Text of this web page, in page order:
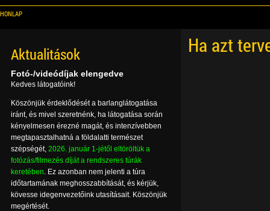
HONLAP
Ha azt
Aktualitások
Fotó-/videódíjak elengedve
Kedves látogatóink!
Köszönjük érdeklődését a barlanglátogatása
iránt, és mivel szeretnénk, ha látogatása során
kényelmesen érezné magát, és intenzívebben
megtapasztalhatná a földalatti természet
szépségét, 2026. január 1-jétől eltöröltük a
fotózás/filmezés díját a rendszeres túrák
keretében. Ez azonban nem jelenti a túra
időtartamának meghosszabbítását, és kérjük,
kövesse idegenvezetőink utasításait. Köszönjük
megértését.